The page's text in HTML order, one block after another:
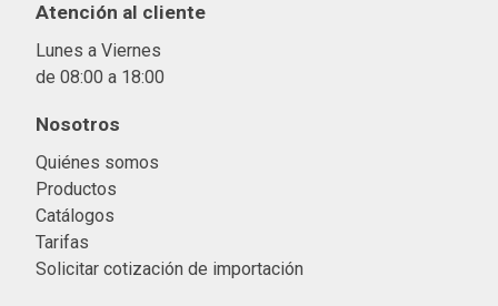
Atención al cliente
Lunes a Viernes
de 08:00 a 18:00
Nosotros
Quiénes somos
Productos
Catálogos
Tarifas
Solicitar cotización de importación